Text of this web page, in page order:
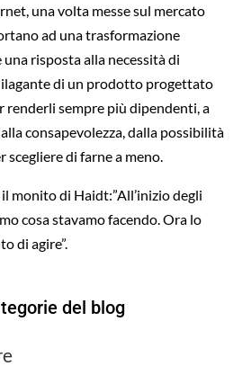
una volta messe sul mercato
ad una trasformazione
risposta alla necessità di
di un prodotto progettato
renderli sempre più dipendenti, a
consapevolezza, dalla possibilità
scegliere di farne a meno.
monito di Haidt:”All’inizio degli
cosa stavamo facendo. Ora lo
di agire”.
del blog